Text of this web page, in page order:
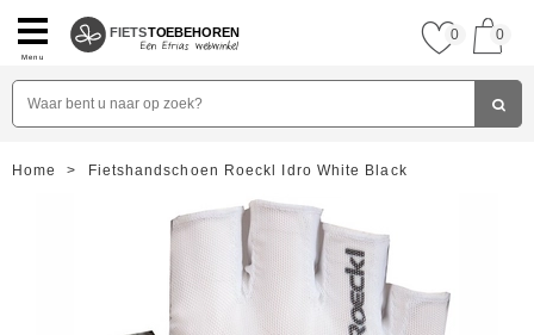
Menu
FIETSTOEBEHOREN 0 0
Home > Fietshandschoen Roeckl Idro White Black